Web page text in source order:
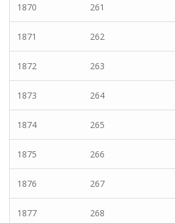
1870 261
1871 262
1872 263
1873 264
1874 265
1875 266
1876 267
1877 268